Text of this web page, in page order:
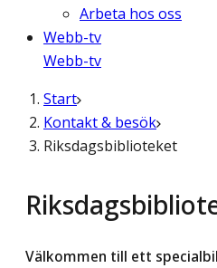
Arbeta hos oss
Webb-tv
Webb-tv
Start
Kontakt & besök
Riksdagsbiblioteket
Välkommen till ett